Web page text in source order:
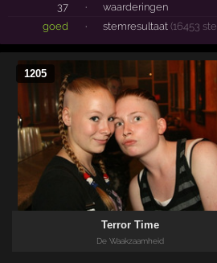
37
·
waarderingen
goed
· stemresultaat (16453
1205
Terror Time
De Waakzaamheid